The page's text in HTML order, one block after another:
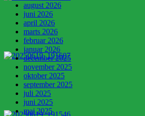
august 2026
juni 2026
april 2026
marts 2026
februar 2026
januar 2026
december 2025
november 2025
oktober 2025
september 2025
juli 2025
juni 2025
maj 2025